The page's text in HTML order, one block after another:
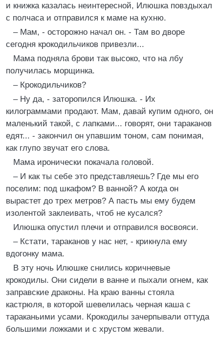
и книжка казалась неинтересной, Илюшка повздыхал
с полчаса и отправился к маме на кухню.
– Мам, - осторожно начал он. - Там во дворе
сегодня крокодильчиков привезли...
Мама подняла брови так высоко, что на лбу
получилась морщинка.
– Крокодильчиков?
– Ну да, - заторопился Илюшка. - Их
килограммами продают. Мам, давай купим одного, он
маленький такой, с лапками... говорят, они тараканов
едят... - закончил он упавшим тоном, сам понимая,
как глупо звучат его слова.
Мама иронически покачала головой.
– И как ты себе это представляешь? Где мы его
поселим: под шкафом? В ванной? А когда он
вырастет до трех метров? А пасть мы ему будем
изолентой заклеивать, чтоб не кусался?
Илюшка опустил плечи и отправился восвояси.
– Кстати, тараканов у нас нет, - крикнула ему
вдогонку мама.
В эту ночь Илюшке снились коричневые
крокодилы. Они сидели в ванне и пыхали огнем, как
заправские драконы. На краю ванны стояла
кастрюля, в которой шевелилась черная каша с
тараканьими усами. Крокодилы зачерпывали оттуда
большими ложками и с хрустом жевали.